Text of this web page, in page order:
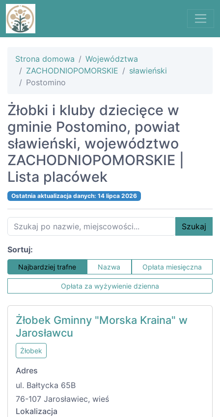
Strona domowa
Województwa
ZACHODNIOPOMORSKIE
sławieński
Postomino
Żłobki i kluby dziecięce w
gminie Postomino, powiat
sławieński, województwo
ZACHODNIOPOMORSKIE |
Lista placówek
Ostatnia aktualizacja danych: 14 lipca 2026
Szukaj
Sortuj:
Najbardziej trafne Nazwa Opłata miesięczna
Opłata za wyżywienie dzienna
Żłobek Gminny "Morska Kraina" w
Jarosławcu
Żłobek
Adres
ul. Bałtycka 65B
76-107 Jarosławiec, wieś
Lokalizacja